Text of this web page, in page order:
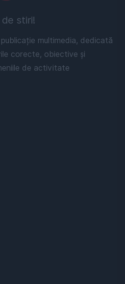
stiri!
multimedia, dedicată
corecte, obiective și
de activitate